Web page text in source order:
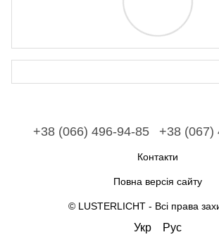
+38 (066) 496-94-85 +38 (067)
Контакти
Повна версія сайту
© LUSTERLICHT - Всі права
Укр Рус